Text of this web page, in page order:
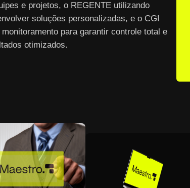
e projetos, o REGENTE utilizando
soluções personalizadas, e o CGI
para garantir controle total e
otimizados.